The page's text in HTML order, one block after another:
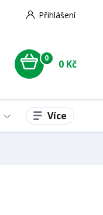
Přihlášení
0 0 Kč
Více